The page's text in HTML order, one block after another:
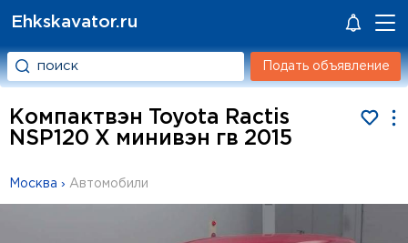
Ehkskavator.ru
Подать объявление
Компактвэн Toyota Ractis
NSP120 X минивэн гв 2015
Москва › Автомобили